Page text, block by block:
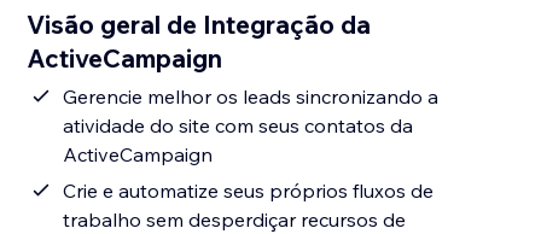
Visão geral de Integração da
ActiveCampaign
Gerencie melhor os leads sincronizando a
atividade do site com seus contatos da
ActiveCampaign
Crie e automatize seus próprios fluxos de
trabalho sem desperdiçar recursos de